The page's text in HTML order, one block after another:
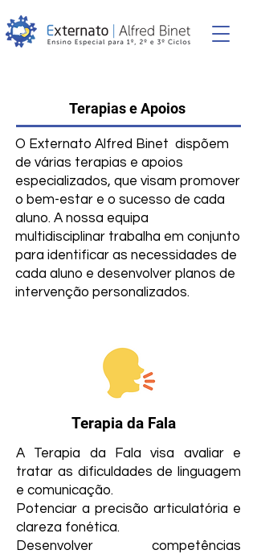
Terapias e Apoios
O Externato Alfred Binet dispõem
de várias terapias e apoios
especializados, que visam promover
o bem-estar e o sucesso de cada
aluno. A nossa equipa
multidisciplinar trabalha em conjunto
para identificar as necessidades de
cada aluno e desenvolver planos de
intervenção personalizados.
Terapia da Fala
A Terapia da Fala visa avaliar e
tratar as dificuldades de linguagem
e comunicação.
Potenciar a precisão articulatória e
clareza fonética.
Desenvolver competências